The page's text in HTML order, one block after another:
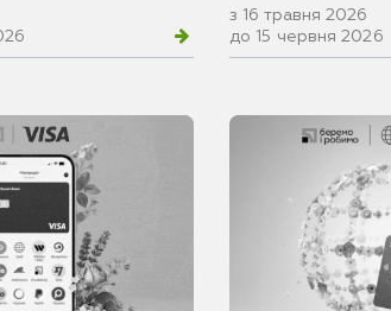
з 16 травня 2026
до 15 червня 2026